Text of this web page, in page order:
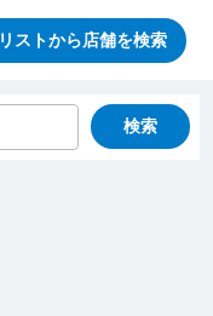
リストから店舗を検索
検索